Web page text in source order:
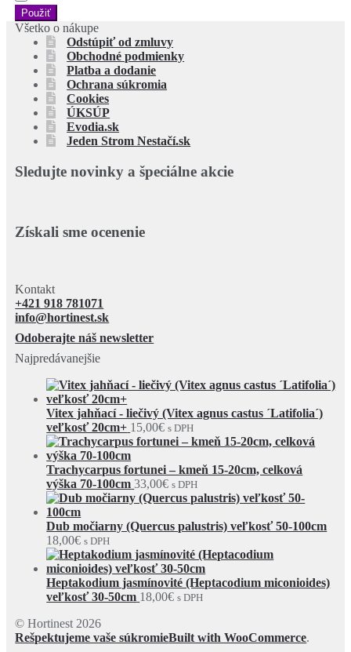
Použiť
Všetko o nákupe
Odstúpiť od zmluvy
Obchodné podmienky
Platba a dodanie
Ochrana súkromia
Cookies
ÚKSÚP
Evodia.sk
Jeden Strom Nestačí.sk
Sledujte novinky a špeciálne akcie
Získali sme ocenenie
Kontakt
+421 918 781071
info@hortinest.sk
Odoberajte náš newsletter
Najpredávanejšie
Vitex jahňací - liečivý (Vitex agnus castus ´Latifolia´)
veľkosť 20cm+ 15,00€ s DPH
Trachycarpus fortunei – kmeň 15-20cm, celková
výška 70-100cm 33,00€ s DPH
Dub močiarny (Quercus palustris) veľkosť 50-100cm
18,00€ s DPH
Heptakodium jasmínovité (Heptacodium miconioides)
veľkosť 30-50cm 18,00€ s DPH
© Hortinest 2026
Rešpektujeme vaše súkromieBuilt with WooCommerce.